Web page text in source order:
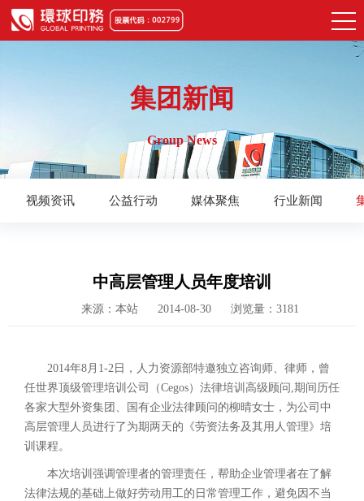
集团新闻
Group News
视频资讯 公益行动 媒体聚焦 行业新闻
中高层管理人员年度培训
来源：本站 2014-08-30 浏览量：3181
2014年8月1-2日，人力资源部特邀独立咨询师、律师，曾
任世界顶级管理培训公司（Cegos）法律培训高级顾问,期间历任
各家大型外资集团、国有企业法律顾问的柳晴女士，为公司中
高层管理人员进行了为期两天的《劳资法务及其用人管理》培
训课程。
本次培训强调管理者的管理责任，帮助企业管理者在了解
法律法规的基础上做好劳动用工的日常管理工作，避免因不当